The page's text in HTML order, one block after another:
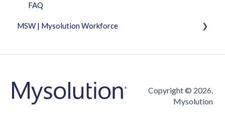
FAQ
MSW | Mysolution Workforce
Arbeitszeittabelle
Copyright © 2026,
Mysolution